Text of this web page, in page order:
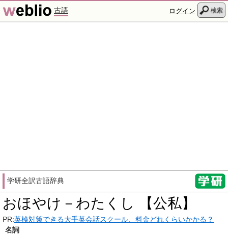
古語 ログイン 検索
学研全訳古語辞典
おほやけ－わたくし 【公私】
PR:英検対策できる大手英会話スクール、料金どれくらいかかる？
名詞